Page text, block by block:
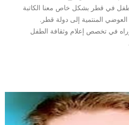
في قطر بشكل خاص معنا الكاتبة
المنتمية إلى دولة قطر.
في تخصص إعلام وثقافة الطفل